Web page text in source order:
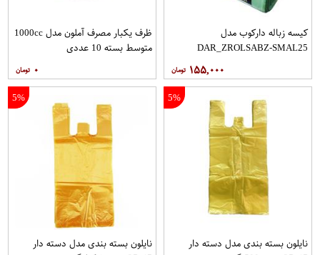
کیسه زباله دارکوب مدل
DAR_ZROLSABZ-SMAL25
۱۵۵,۰۰۰
ظرف یکبار مصرف آملون مدل 1000cc
متوسط بسته 10 عددی
۰
5%
نایلون بسته بندی مدل دسته دار
5%
نایلون بسته بندی مدل دسته دار